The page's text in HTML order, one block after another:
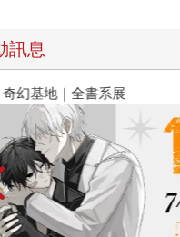
訊息
金石堂2026海外優惠：電子書